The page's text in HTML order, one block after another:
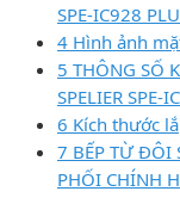
SPE-IC928
4 Hình ảnh
5 THÔNG SỐ
SPELIER SPE-
6 Kích thước
7 BẾP TỪ ĐÔI
PHỐI CHÍNH